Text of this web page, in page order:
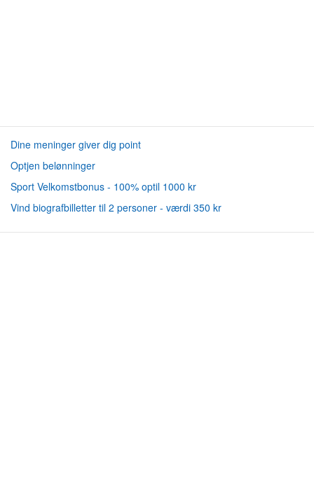
Dine meninger giver dig point
Optjen belønninger
Sport Velkomstbonus - 100% optil 1000 kr
Vind biografbilletter til 2 personer - værdi 350 kr